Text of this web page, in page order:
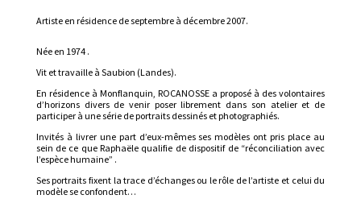
Artiste en résidence de septembre à décembre 2007.
Née en 1974 .
Vit et travaille à Saubion (Landes).
En résidence à Monflanquin, ROCANOSSE a proposé à des volontaires
d’horizons divers de venir poser librement dans son atelier et de
participer à une série de portraits dessinés et photographiés.
Invités à livrer une part d’eux-mêmes ses modèles ont pris place au
sein de ce que Raphaële qualifie de dispositif de “réconciliation avec
l’espèce humaine” .
Ses portraits fixent la trace d’échanges ou le rôle de l’artiste et celui du
modèle se confondent…